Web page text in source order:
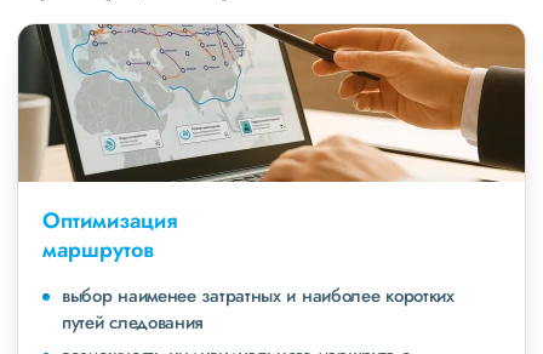
Оптимизация
маршрутов
выбор наименее затратных и наиболее коротких
путей следования